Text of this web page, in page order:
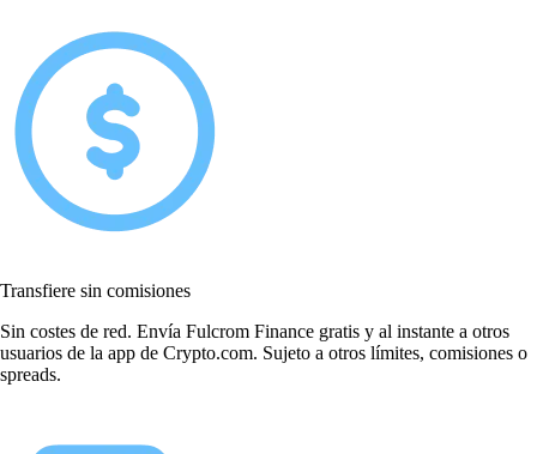
Transfiere sin comisiones
Sin costes de red. Envía Fulcrom Finance gratis y al instante a otros
usuarios de la app de Crypto.com. Sujeto a otros límites, comisiones o
spreads.